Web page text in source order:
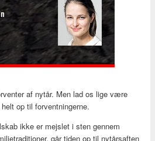
af nytår. Men lad os lige være
op til forventningerne.
ikke er mejslet i sten gennem
går tiden op til nytårsaften